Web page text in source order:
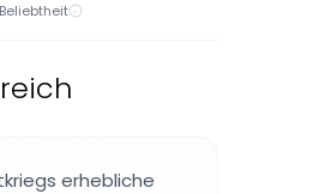
Beliebtheit
erhebliche